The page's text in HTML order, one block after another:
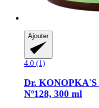
Ajouter
4.0 (1)
Dr. KONOPKA'S
Nº128, 300 ml